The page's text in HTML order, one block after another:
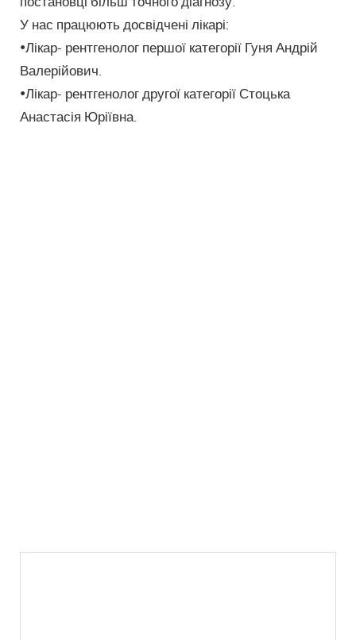
У нас працюють досвідчені лікарі:
•Лікар- рентгенолог першої категорії Гуня Андрій
Валерійович.
•Лікар- рентгенолог другої категорії Стоцька
Анастасія Юріївна.